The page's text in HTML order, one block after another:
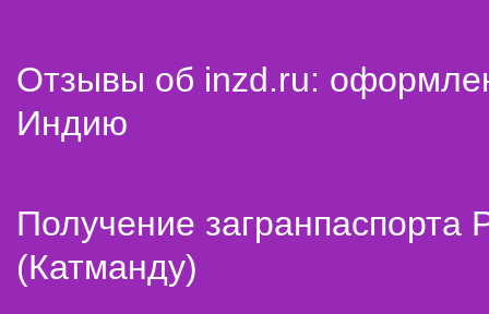
Отзывы об inzd.ru:
Индию
Получение
(Катманду)